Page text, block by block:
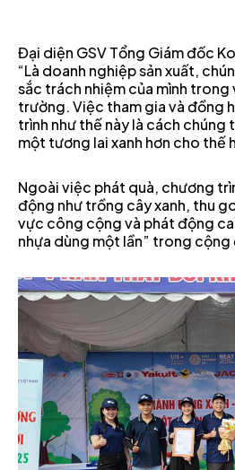
Đại diện GSV Tổng Giám đốc
“Là doanh nghiệp sản xuất,
sắc trách nhiệm của mình
trường. Việc tham gia và đồng
trình như thế này là cách chúng
một tương lai xanh hơn cho
Ngoài việc phát quà, chương
động như trồng cây xanh, thu
vực công cộng và phát động
nhựa dùng một lần” trong cộng